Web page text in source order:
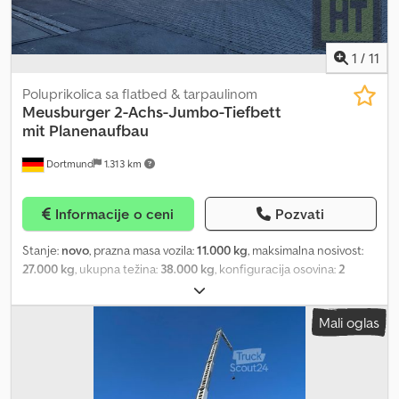
1 / 11
Dortmund 1.313 km
Poluprikolica sa flatbed & tarpaulinom
Meusburger2-Achs-Jumbo-Tiefbett
mit Planenaufbau
Informacije o ceni Pozvati
Stanje: novo, prazna masa vozila:11.000 kg, maksimalna nosivost:
27.000 kg, ukupna težina: 38.000 kg, konfiguracija osovina:2
, dužina tovarnog prostora:
prostora:2.550 mm, dimenzija gume:235/75 R17.5, boja:siva,
ABS, Šasija: - Zavarena čelična
konstrukcija rama sa prednjim i zadnjim savijanjem i niskim
ležištem bez zakošenja pozadi - Vrat okvira + sedlasta ploča 225
mm - Nisko ležište projektovano za tačkasto opterećenje 25 t na 5
Mali oglas